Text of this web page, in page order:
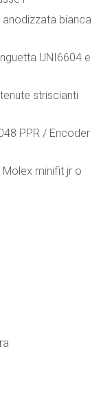
bianca
UNI6604 e
striscianti
PPR / Encoder
minifit jr o